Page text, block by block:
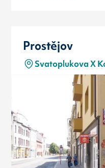
Prostějov
Svatoplukova X